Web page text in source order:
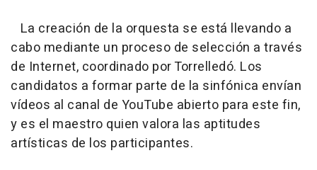
La creación de la orquesta se está llevando a
cabo mediante un proceso de selección a través
de Internet, coordinado por Torrelledó. Los
candidatos a formar parte de la sinfónica envían
vídeos al canal de YouTube abierto para este fin,
y es el maestro quien valora las aptitudes
artísticas de los participantes.